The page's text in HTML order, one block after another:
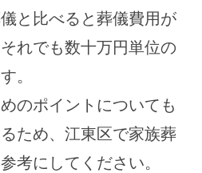
と比べると葬儀費用が
れでも数十万円単位の
。
のポイントについても
ため、江東区で家族葬
考にしてください。